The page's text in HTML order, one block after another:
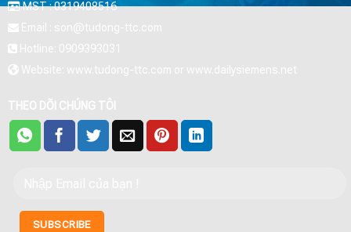
MST : 0319408516
Email : son@tudong-ttc.com
Hotline: 0909393031
Website: www.tudong-ttc.com or www.dailysiemens.net
THEO DÕI CHÚNG TÔI